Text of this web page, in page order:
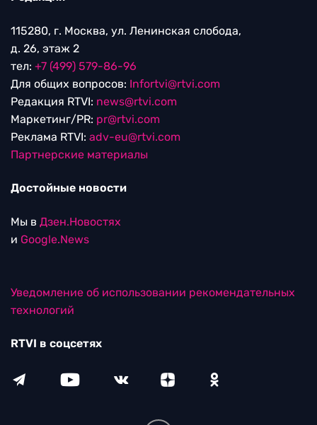
115280, г. Москва, ул. Ленинская слобода,
д. 26, этаж 2
тел: +7 (499) 579-86-96
Для общих вопросов: Infortvi@rtvi.com
Редакция RTVI: news@rtvi.com
Маркетинг/PR: pr@rtvi.com
Реклама RTVI: adv-eu@rtvi.com
Партнерские материалы
Достойные новости
Мы в Дзен.Новостях
и Google.News
Уведомление об использовании рекомендательных
технологий
RTVI в соцсетях